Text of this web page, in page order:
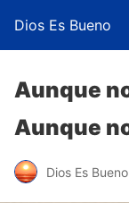
Dios Es Bueno
Aunque
Aunque
Dios Es Bueno